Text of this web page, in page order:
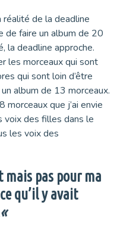
de la deadline
de faire un album de 20
la deadline approche.
les morceaux qui sont
qui sont loin d’être
album de 13 morceaux.
morceaux que j’ai envie
voix des filles dans le
les voix des
pas pour ma
qu’il y avait
«